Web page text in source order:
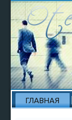
ГЛАВНАЯ